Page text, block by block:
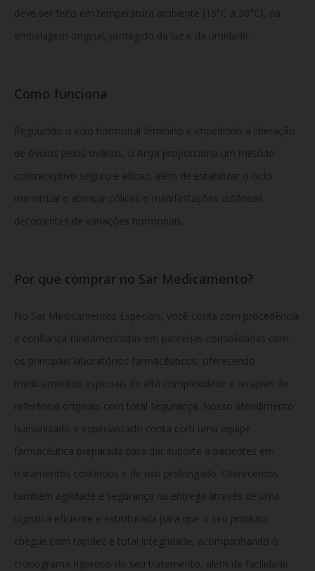
deve ser feito em temperatura ambiente (15°C a 30°C), na
embalagem original, protegido da luz e da umidade.
Como funciona
Regulando o eixo hormonal feminino e impedindo a liberação
de óvulos pelos ovários, o Anya proporciona um método
contraceptivo seguro e eficaz, além de estabilizar o ciclo
menstrual e atenuar cólicas e manifestações cutâneas
decorrentes de variações hormonais.
Por que comprar no Sar Medicamento?
No Sar Medicamentos Especiais, você conta com procedência
e confiança fundamentadas em parcerias consolidadas com
os principais laboratórios farmacêuticos, oferecendo
medicamentos especiais de alta complexidade e terapias de
referência originais com total segurança. Nosso atendimento
humanizado e especializado conta com uma equipe
farmacêutica preparada para dar suporte a pacientes em
tratamentos contínuos e de uso prolongado. Oferecemos
também agilidade e segurança na entrega através de uma
logística eficiente e estruturada para que o seu produto
chegue com rapidez e total integridade, acompanhando o
cronograma rigoroso do seu tratamento, além de facilidade